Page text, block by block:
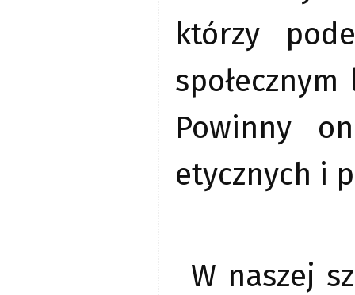
którzy
Powinny
etycznych i
W naszej